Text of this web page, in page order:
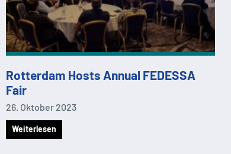
Rotterdam Hosts Annual FEDESSA
Fair
26. Oktober 2023
Weiterlesen